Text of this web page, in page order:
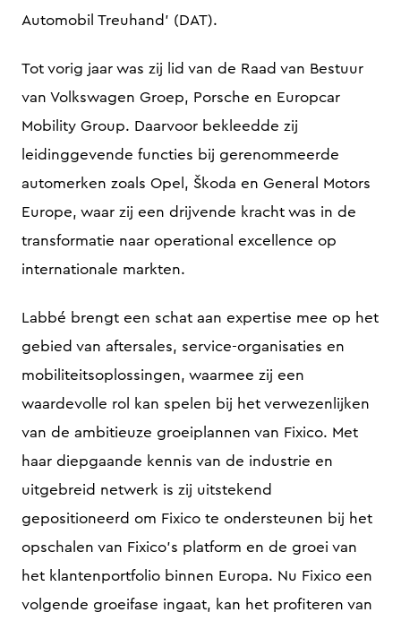
Automobil Treuhand’ (DAT).
Tot vorig jaar was zij lid van de Raad van Bestuur
van Volkswagen Groep, Porsche en Europcar
Mobility Group. Daarvoor bekleedde zij
leidinggevende functies bij gerenommeerde
automerken zoals Opel, Škoda en General Motors
Europe, waar zij een drijvende kracht was in de
transformatie naar operational excellence op
internationale markten.
Labbé brengt een schat aan expertise mee op het
gebied van aftersales, service-organisaties en
mobiliteitsoplossingen, waarmee zij een
waardevolle rol kan spelen bij het verwezenlijken
van de ambitieuze groeiplannen van Fixico. Met
haar diepgaande kennis van de industrie en
uitgebreid netwerk is zij uitstekend
gepositioneerd om Fixico te ondersteunen bij het
opschalen van Fixico’s platform en de groei van
het klantenportfolio binnen Europa. Nu Fixico een
volgende groeifase ingaat, kan het profiteren van